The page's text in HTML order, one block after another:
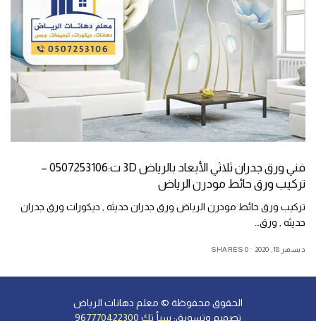
فني ورق جدران ثلاثي الأبعاد بالرياض 3D ت:0507253106 –
تركيب ورق حائط مودرن الرياض
تركيب ورق حائط مودرن الرياض ورق جدران حديثه , ديكورات ورق جدران
حديثه , ورق…
ديسمبر 18, 2020 0 SHARES
الحقوق محفوظة © معلم دهانات الرياض
تصميم وتسويق: سبأ تك 967770422300